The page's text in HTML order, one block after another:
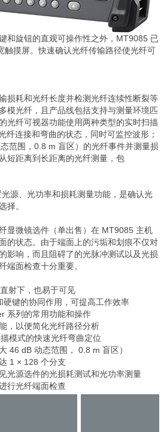
和旋钮的直观可操作性之外，MT9085 已
触摸屏。快速确认光纤传输路径使光纤可
损耗和光纤长度并检测光纤连续性断裂等
模光纤，且产品线包括支持与测量环境匹
光纤可视器功能使用两种类型的实时扫描
纤连接和弯曲的状态，同时可监控波形；
范围，0.8 m 盲区）的光纤事件并测量损
短距离到长距离的光纤测量，包
源、光功率和损耗测量功能，是确认光
择。
显微镜选件（单出售）在 MT9085 主机
的状态。由于端面上的污垢和划痕不仅对
影响，而且阻碍了的光脉冲测试以及光损
端面检查十分重要。
射下，也易于可见
键的协同作用，可提高工作效率
系列的常用功能和操作
，以便简化光纤路径分析
模式的快速光纤弯曲定位
46 dB 动态范围， 0.8 m 盲区）
1 × 128 个分支
光源选件的光损耗测试和光功率测量
行光纤端面检查